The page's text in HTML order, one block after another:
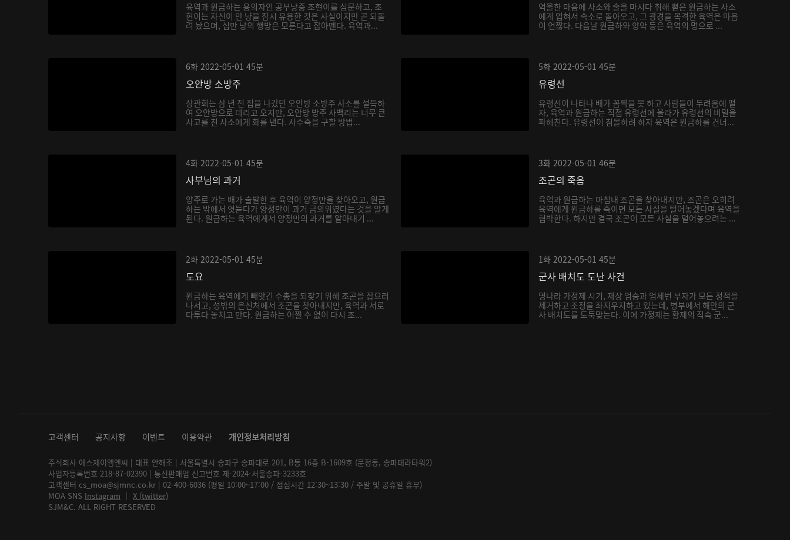
육역과 원금하는 용의자인 공부낭중 조현이를 심문하고, 조
현이는 자신이 만 냥을 잠시 유용한 것은 사실이지만 곧 되돌
려 놨으며, 십만 냥의 행방은 모른다고 잡아뗀다. 육역과...
억울한 마음에 사소와 술을 마시다 취해 뻗은 원금하는 사소
에게 업혀서 숙소로 돌아오고, 그 광경을 목격한 육역은 마음
이 언짢다. 다음날 원금하와 양악 등은 육역의 명으로 ...
6화 2022-05-01 45분
오안방 소방주
상관희는 삼 년 전 집을 나갔던 오안방 소방주 사소를 설득하
여 오안방으로 데리고 오지만, 오안방 방주 사백리는 너무 큰
사고를 친 사소에게 화를 낸다. 사수죽을 구할 방법...
5화 2022-05-01 45분
유령선
유령선이 나타나 배가 꼼짝을 못 하고 사람들이 두려움에 떨
자, 육역과 원금하는 직접 유령선에 올라가 유령선의 비밀을
파헤친다. 유령선이 침몰하려 하자 육역은 원금하를 건너...
4화 2022-05-01 45분
사부님의 과거
양주로 가는 배가 출발한 후 육역이 양정만을 찾아오고, 원금
하는 밖에서 엿듣다가 양정만이 과거 금의위였다는 것을 알게
된다. 원금하는 육역에게서 양정만의 과거를 알아내기 ...
3화 2022-05-01 46분
조곤의 죽음
육역과 원금하는 마침내 조곤을 찾아내지만, 조곤은 오히려
육역에게 원금하를 죽이면 모든 사실을 털어놓겠다며 육역을
협박한다. 하지만 결국 조곤이 모든 사실을 털어놓으려는 ...
2화 2022-05-01 45분
도요
원금하는 육역에게 빼앗긴 수총을 되찾기 위해 조곤을 잡으러
나서고, 성밖의 은신처에서 조곤을 찾아내지만, 육역과 서로
다투다 놓치고 만다. 원금하는 어쩔 수 없이 다시 조...
1화 2022-05-01 45분
군사 배치도 도난 사건
명나라 가정제 시기, 재상 엄숭과 엄세번 부자가 모든 정적을
제거하고 조정을 좌지우지하고 있는데, 병부에서 해안의 군
사 배치도를 도둑맞는다. 이에 가정제는 황제의 직속 군...
고객센터 공지사항 이벤트 이용약관 개인정보처리방침
주식회사 에스제이엠엔씨 | 대표 안해조 | 서울특별시 송파구 송파대로 201, B동 16층 B-1609호 (문정동, 송파테라타워2)
사업자등록번호 218-87-02390 | 통신판매업 신고번호 제-2024-서울송파-3233호
고객센터 cs_moa@sjmnc.co.kr | 02-400-6036 (평일 10:00~17:00 / 점심시간 12:30~13:30 / 주말 및 공휴일 휴무)
MOA SNS Instagram │ X (twitter)
SJM&C. ALL RIGHT RESERVED